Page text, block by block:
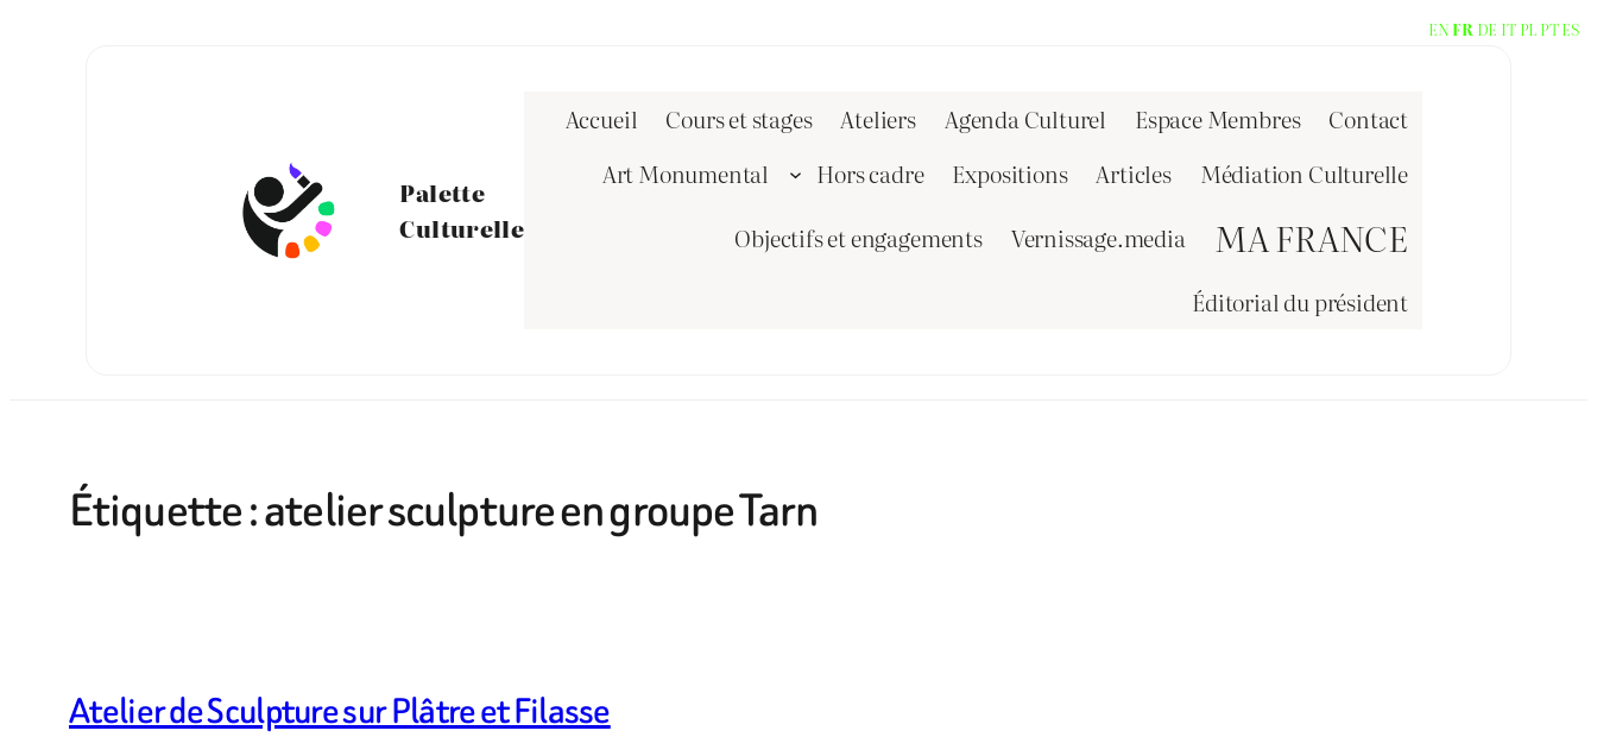
Palette
Culturelle
Accueil Cours et stages Ateliers Agenda Culturel Espace Membres
Contact
Art Monumental
Hors cadre Expositions Articles
Médiation Culturelle
Objectifs et engagements
Vernissage.media MA FRANCE
Éditorial du président
Étiquette :atelier sculpture en groupe Tarn
Atelier de Sculpture sur Plâtre et Filasse
EN FR DE IT PL PTES